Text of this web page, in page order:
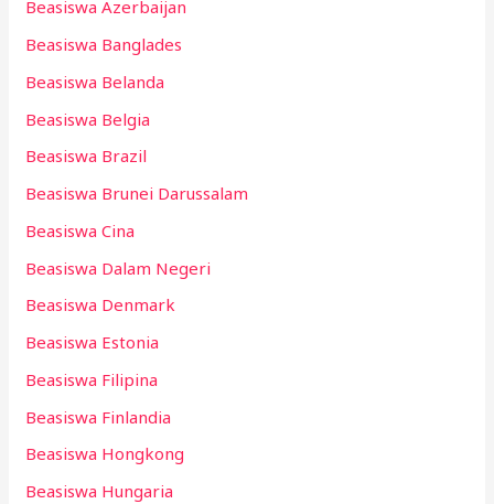
Beasiswa Azerbaijan
Beasiswa Banglades
Beasiswa Belanda
Beasiswa Belgia
Beasiswa Brazil
Beasiswa Brunei Darussalam
Beasiswa Cina
Beasiswa Dalam Negeri
Beasiswa Denmark
Beasiswa Estonia
Beasiswa Filipina
Beasiswa Finlandia
Beasiswa Hongkong
Beasiswa Hungaria